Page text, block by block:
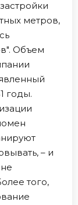
метров,
Объем
годы.
– и
того,